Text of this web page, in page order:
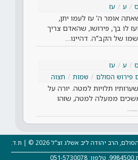
ע עז
אומר ה' עז לעמו יתן,
לו בך, פירושו, שהאדם צריך
של הקב"ה. דהיינו…
ע
עז
פירוש הסולם שמות תצוה
תלויות למטה. יורה על
ממעלה למטה, שזהו
אור הסולם: מרכז מורשת בעל הסולם, הרב יהודה ליב אשלג זצ"ל 2026 © | ת.ד.